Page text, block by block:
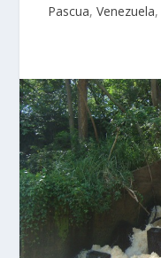
Pascua, Venezuela,